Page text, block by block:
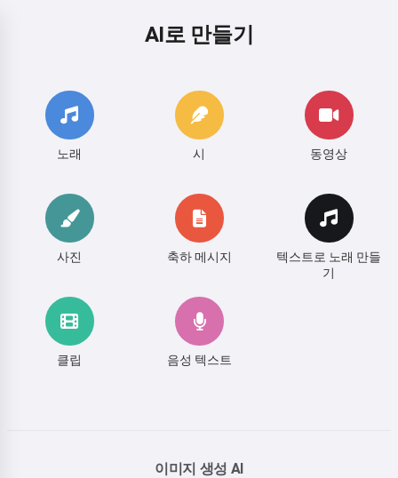
AI로 만들기
노래 시 동영상
사진 축하 메시지
텍스트로 노래 만들
기
클립 음성 텍스트
이미지 생성 AI